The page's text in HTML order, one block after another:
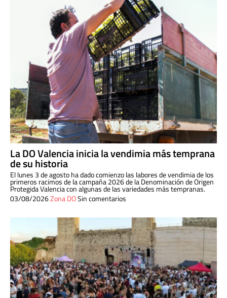
La DO Valencia inicia la vendimia más temprana
de su historia
El lunes 3 de agosto ha dado comienzo las labores de vendimia de los
primeros racimos de la campaña 2026 de la Denominación de Origen
Protegida Valencia con algunas de las variedades más tempranas.
03/08/2026Zona DOSin comentarios